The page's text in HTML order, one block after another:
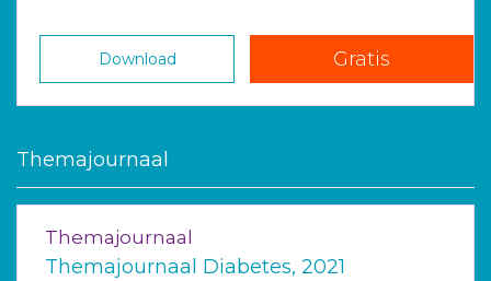
Download Gratis
Themajournaal
Themajournaal
Themajournaal Diabetes, 2021